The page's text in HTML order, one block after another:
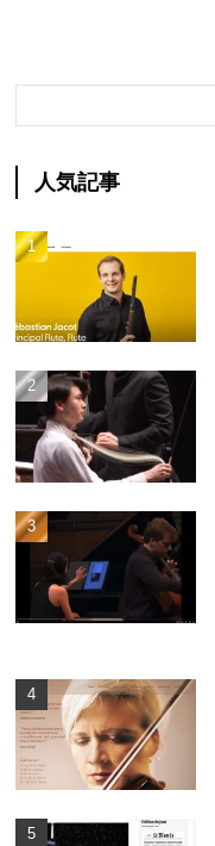
人気記事